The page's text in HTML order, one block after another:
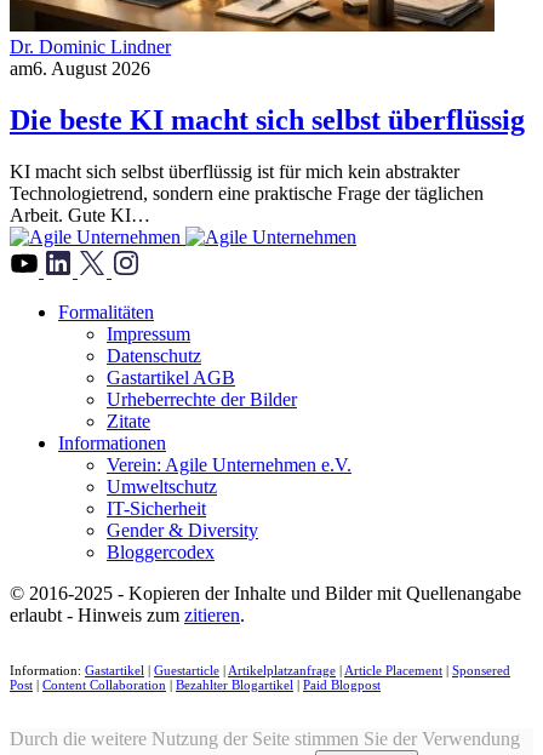
Dr. Dominic Lindner
am6. August 2026
Die beste KI macht sich selbst überflüssig
KI macht sich selbst überflüssig ist für mich kein abstrakter
Technologietrend, sondern eine praktische Frage der täglichen
Arbeit. Gute KI…
Formalitäten
Impressum
Datenschutz
Gastartikel AGB
Urheberrechte der Bilder
Zitate
Informationen
Verein: Agile Unternehmen e.V.
Umweltschutz
IT-Sicherheit
Gender & Diversity
Bloggercodex
© 2016-2025 - Kopieren der Inhalte und Bilder mit Quellenangabe
erlaubt - Hinweis zum zitieren.
Information: Gastartikel | Guestarticle | Artikelplatzanfrage | Article Placement | Sponsered
Post | Content Collaboration | Bezahlter Blogartikel | Paid Blogpost
Durch die weitere Nutzung der Seite stimmen Sie der Verwendung